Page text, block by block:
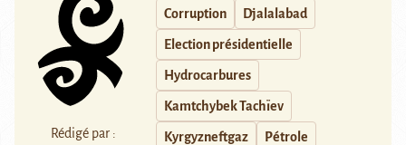
Rédigé par :
Corruption Djalalabad
Election présidentielle
Hydrocarbures
Kamtchybek Tachïev
Kyrgyzneftgaz Pétrole